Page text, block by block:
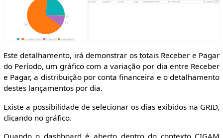
Este detalhamento, irá demonstrar os totais Receber e Pagar
do Período, um gráfico com a variação por dia entre Receber
e Pagar, a distribuição por conta financeira e o detalhamento
destes lançamentos por dia.
Existe a possibilidade de selecionar os dias exibidos na GRID,
clicando no gráfico.
Quando o dashboard é aberto dentro do contexto CIGAM